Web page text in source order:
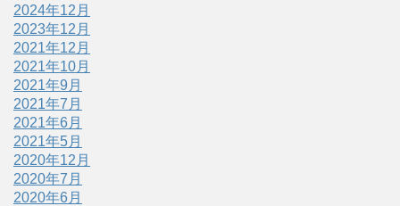
2024年12月
2023年12月
2021年12月
2021年10月
2021年9月
2021年7月
2021年6月
2021年5月
2020年12月
2020年7月
2020年6月